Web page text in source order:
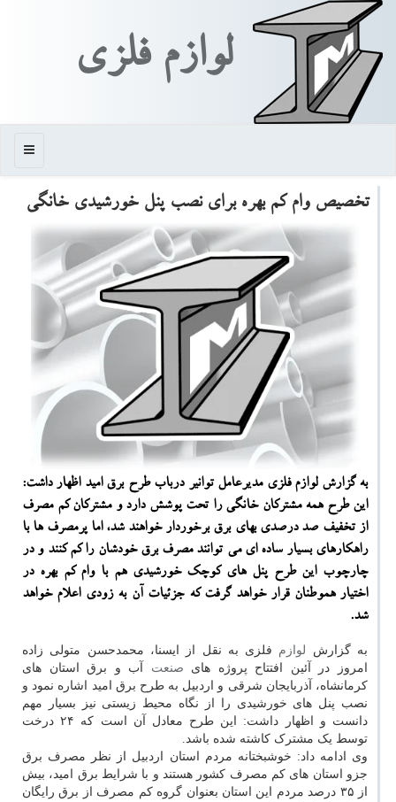
لوازم فلزی
منو
تخصیص وام كم بهره برای نصب پنل خورشیدی خانگی
به گزارش لوازم فلزی مدیرعامل توانیر درباب طرح برق امید اظهار داشت:
این طرح همه مشتركان خانگی را تحت پوشش دارد و مشتركان كم مصرف
از تخفیف صد درصدی بهای برق برخوردار خواهند شد، اما پرمصرف ها با
راهكارهای بسیار ساده ای می توانند مصرف برق خودشان را كم كنند و در
چارچوب این طرح پنل های كوچك خورشیدی هم با وام كم بهره در
اختیار هموطنان قرار خواهد گرفت كه جزئیات آن به زودی اعلام خواهد
شد.
به گزارش لوازم فلزی به نقل از ایسنا، محمدحسن متولی زاده
امروز در آئین افتتاح پروژه های صنعت آب و برق استان های
کرمانشاه، آذربایجان شرقی و اردبیل به طرح برق امید اشاره نمود و
نصب پنل های خورشیدی را از نگاه محیط زیستی نیز بسیار مهم
دانست و اظهار داشت: این طرح معادل آن است که ۲۴ درخت
توسط یک مشترک کاشته شده باشد.
وی ادامه داد: خوشبختانه مردم استان اردبیل از نظر مصرف برق
جزو استان های کم مصرف کشور هستند و با شرایط برق امید، بیش
از ۳۵ درصد مردم این استان بعنوان گروه کم مصرف از برق رایگان